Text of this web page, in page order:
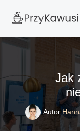
Jak
Autor